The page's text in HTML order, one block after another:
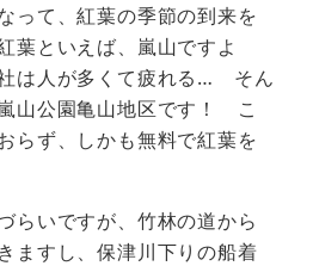
って、紅葉の季節の到来を
葉といえば、嵐山ですよ
は人が多くて疲れる… そん
山公園亀山地区です！ こ
らず、しかも無料で紅葉を
らいですが、竹林の道から
ますし、保津川下りの船着